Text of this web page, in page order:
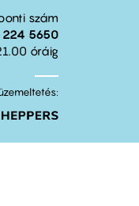
szám
224 5650
óráig